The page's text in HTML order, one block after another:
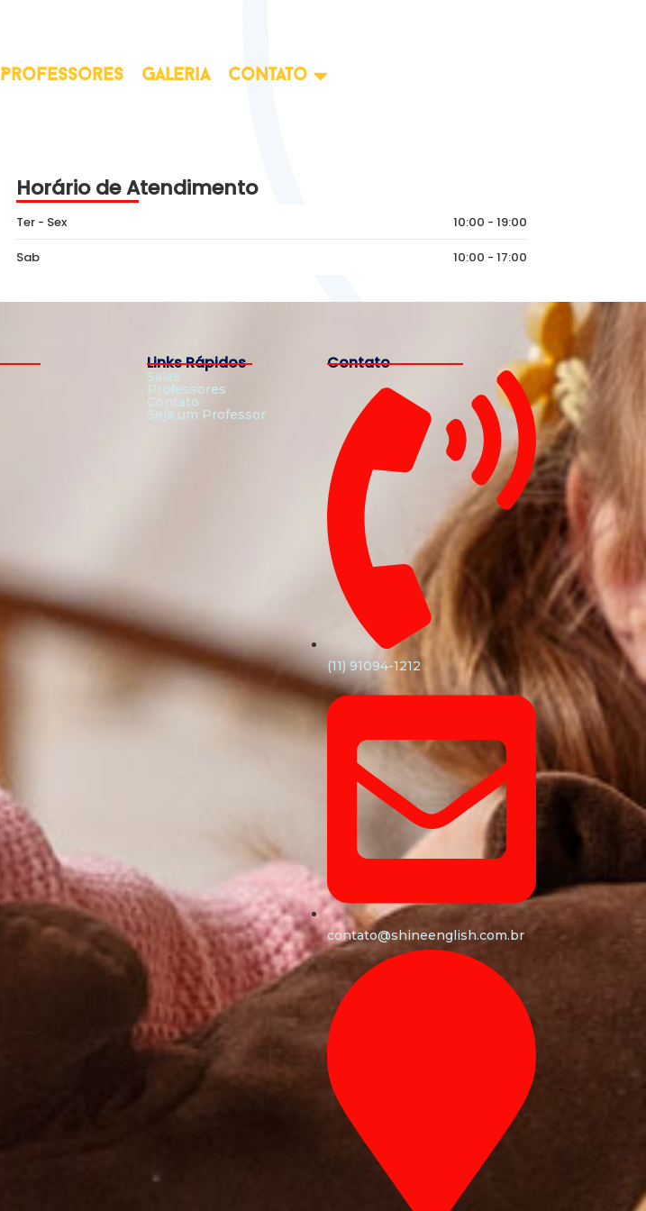
Professores Galeria Contato
Horário de Atendimento
Ter - Sex 10:00 - 19:00
Sab 10:00 - 17:00
Links Rápidos
Salas
Professores
Contato
Seja um Professor
Contato
(11) 91094-1212
contato@shineenglish.com.br